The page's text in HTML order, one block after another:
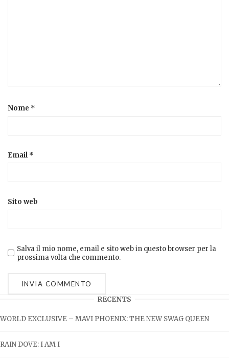
Nome *
Email *
Sito web
Salva il mio nome, email e sito web in questo browser per la
prossima volta che commento.
RECENTS
WORLD EXCLUSIVE – MAVI PHOENIX: THE NEW SWAG QUEEN
RAIN DOVE: I AM I